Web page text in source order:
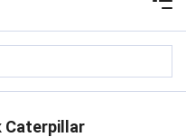
Caterpillar